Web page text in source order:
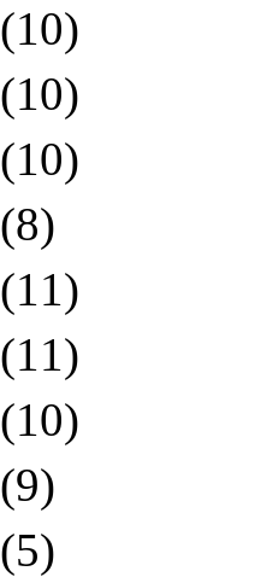
(10)
(10)
(10)
(8)
(11)
(11)
(10)
(9)
(5)